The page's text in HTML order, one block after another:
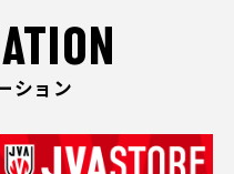
ション